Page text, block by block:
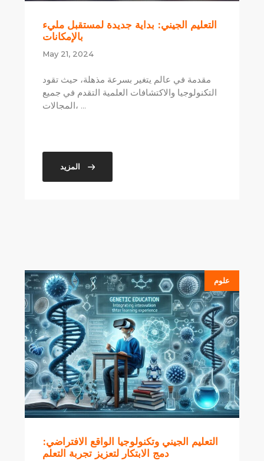
التعليم الجيني: بداية جديدة لمستقبل مليء
بالإمكانات
May 21, 2024
مقدمة في عالم يتغير بسرعة مذهلة، حيث تقود
التكنولوجيا والاكتشافات العلمية التقدم في جميع
المجالات، ...
المزيد
علوم
التعليم الجيني وتكنولوجيا الواقع الافتراضي:
دمج الابتكار لتعزيز تجربة التعلم